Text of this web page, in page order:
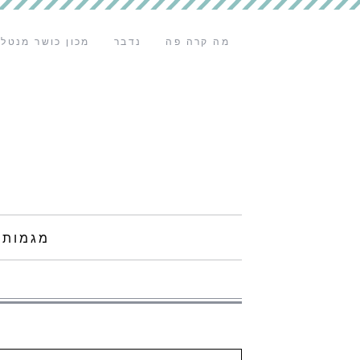
מה קרה פה נדבר מכון כושר